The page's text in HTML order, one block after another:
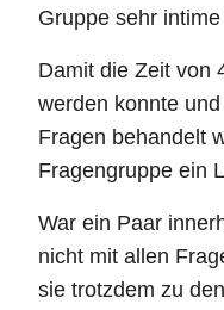
Gruppe sehr
Damit die Zeit von
werden konnte
Fragen behandelt
Fragengruppe ein
War ein Paar
nicht mit allen
sie trotzdem zu